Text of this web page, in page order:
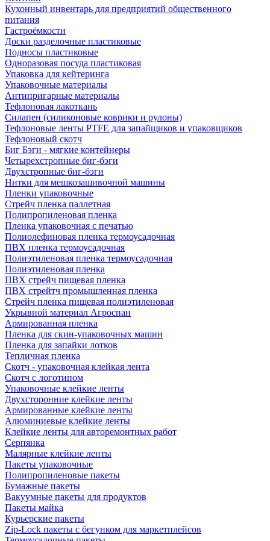
Кухонный инвентарь для предприятий общественного
питания
Гастроёмкости
Доски разделочные пластиковые
Подносы пластиковые
Одноразовая посуда пластиковая
Упаковка для кейтеринга
Упаковочные материалы
Антипригарные материалы
Тефлоновая лакоткань
Силапен (силиконовые коврики и рулоны)
Тефлоновые ленты PTFE для запайщиков и упаковщиков
Тефлоновый скотч
Биг Бэги - мягкие контейнеры
Четырехстропные биг-бэги
Двухстропные биг-бэги
Нитки для мешкозашивочной машины
Пленки упаковочные
Стрейч пленка паллетная
Полипропиленовая пленка
Пленка упаковочная с печатью
Полиолефиновая пленка термоусадочная
ПВХ пленка термоусадочная
Полиэтиленовая пленка термоусадочная
Полиэтиленовая пленка
ПВХ стрейч пищевая пленка
ПВХ стрейтч промышленная пленка
Стрейч пленка пищевая полиэтиленовая
Укрывной материал Агроспан
Армированная пленка
Пленка для скин-упаковочных машин
Пленка для запайки лотков
Тепличная пленка
Скотч - упаковочная клейкая лента
Скотч с логотипом
Упаковочные клейкие ленты
Двухсторонние клейкие ленты
Армированные клейкие ленты
Алюминиевые клейкие ленты
Клейкие ленты для авторемонтных работ
Серпянка
Малярные клейкие ленты
Пакеты упаковочные
Полипропиленовые пакеты
Бумажные пакеты
Вакуумные пакеты для продуктов
Пакеты майка
Курьерские пакеты
Zip-Lock пакеты с бегунком для маркетплейсов